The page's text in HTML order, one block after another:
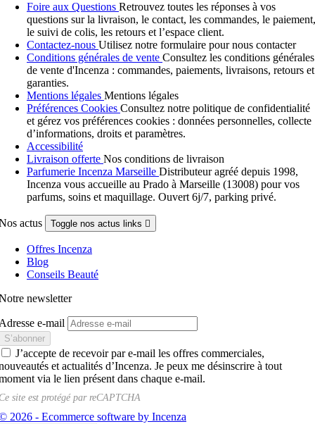
Foire aux Questions Retrouvez toutes les réponses à vos
questions sur la livraison, le contact, les commandes, le paiement,
le suivi de colis, les retours et l’espace client.
Contactez-nous Utilisez notre formulaire pour nous contacter
Conditions générales de vente Consultez les conditions générales
de vente d'Incenza : commandes, paiements, livraisons, retours et
garanties.
Mentions légales Mentions légales
Préférences Cookies Consultez notre politique de confidentialité
et gérez vos préférences cookies : données personnelles, collecte
d’informations, droits et paramètres.
Accessibilité
Livraison offerte Nos conditions de livraison
Parfumerie Incenza Marseille Distributeur agréé depuis 1998,
Incenza vous accueille au Prado à Marseille (13008) pour vos
parfums, soins et maquillage. Ouvert 6j/7, parking privé.
actus Toggle nos actus links 
Offres Incenza
Blog
Conseils Beauté
newsletter
e-mail
J’accepte de recevoir par e-mail les offres commerciales,
et actualités d’Incenza. Je peux me désinscrire à tout
via le lien présent dans chaque e-mail.
site est protégé parreCAPTCHA
2026 - Ecommerce software by Incenza